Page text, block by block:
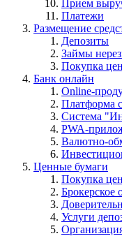
Прием
Платежи
Размещение
Депозиты
Займы
Покупка
Банк онлайн
Online-
Платформа
Система
PWA-
Валютно-
Ценные бумаги
Покупка
Брокерское
Услуги